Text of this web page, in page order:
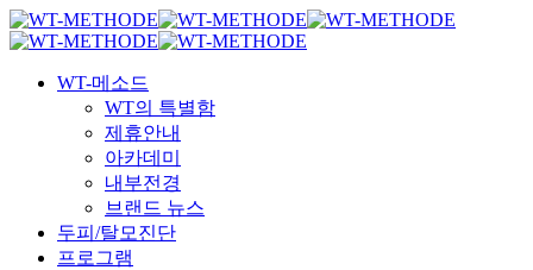
국내 최초 두피케어 브랜드
국내 최초 두피케어 브랜드
Skip
to
content
Menu
WT-메소드
WT의 특별함
제휴안내
아카데미
내부전경
브랜드 뉴스
두피/탈모진단
프로그램